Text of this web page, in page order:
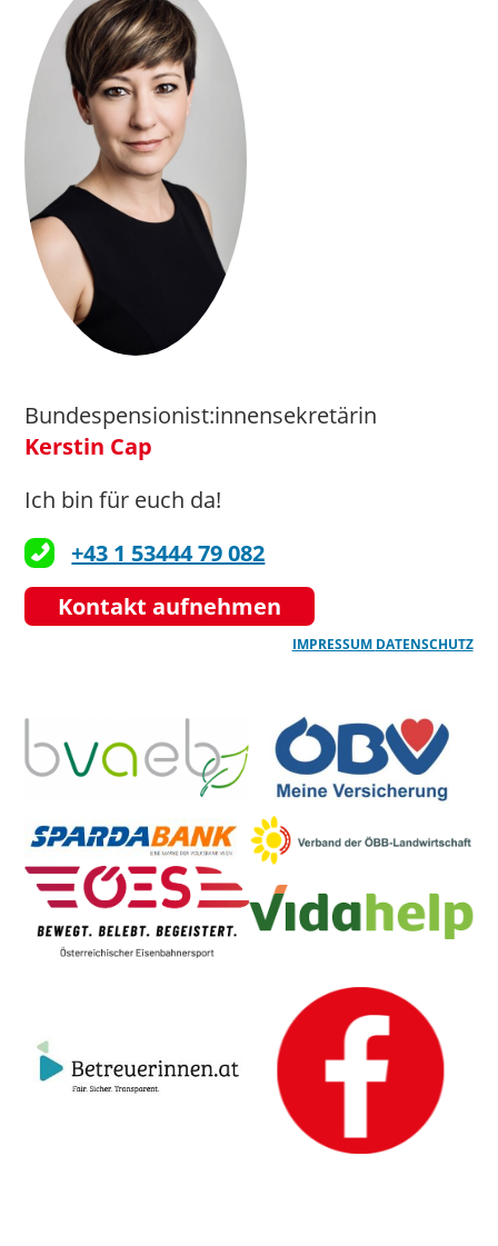
Bundespensionist:innensekretärin
Kerstin Cap
Ich bin für euch da!
+43 1 53444 79 082
Kontakt aufnehmen
IMPRESSUM DATENSCHUTZ